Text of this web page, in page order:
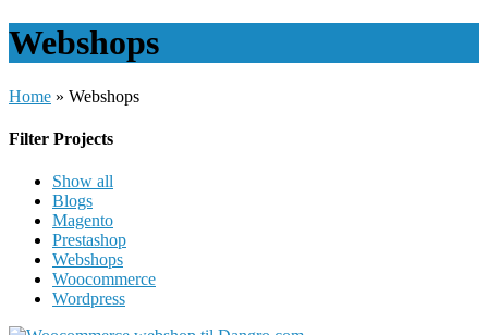
Webshops
Home » Webshops
Filter Projects
Show all
Blogs
Magento
Prestashop
Webshops
Woocommerce
Wordpress